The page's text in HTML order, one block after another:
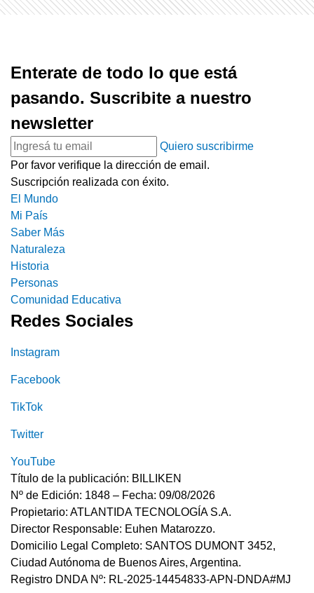
Enterate de todo lo que está
pasando. Suscribite a nuestro
newsletter
Quiero suscribirme
Por favor verifique la dirección de email.
Suscripción realizada con éxito.
El Mundo
Mi País
Saber Más
Naturaleza
Historia
Personas
Comunidad Educativa
Redes Sociales
Instagram
Facebook
TikTok
Twitter
YouTube
Título de la publicación: BILLIKEN
Nº de Edición: 1848 – Fecha: 09/08/2026
Propietario: ATLANTIDA TECNOLOGÍA S.A.
Director Responsable: Euhen Matarozzo.
Domicilio Legal Completo: SANTOS DUMONT 3452,
Ciudad Autónoma de Buenos Aires, Argentina.
Registro DNDA Nº: RL-2025-14454833-APN-DNDA#MJ